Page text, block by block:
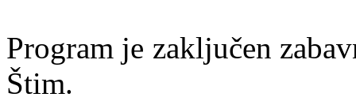
Program je zaključen
Štim.